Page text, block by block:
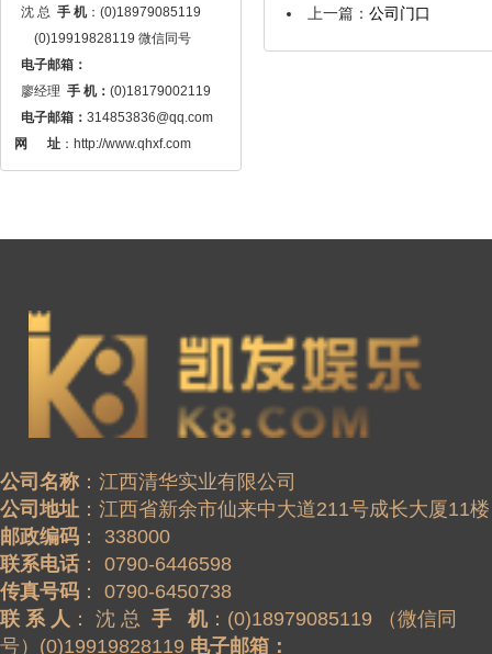
  沈 总
手 机：(0)18979085119
电子邮箱：
  廖经理
手 机： (0)18179002119
电子邮箱： 314853836@qq.com
网 　 址 ：http://www.qhxf.com
上一篇： 公司门口
公司名称
公司地址
邮政编码
联系电话
传真号码
联 系 人 ： 沈 总 手   机：(0)18979085119 （微信同
号）(0)19919828119 电子邮箱：